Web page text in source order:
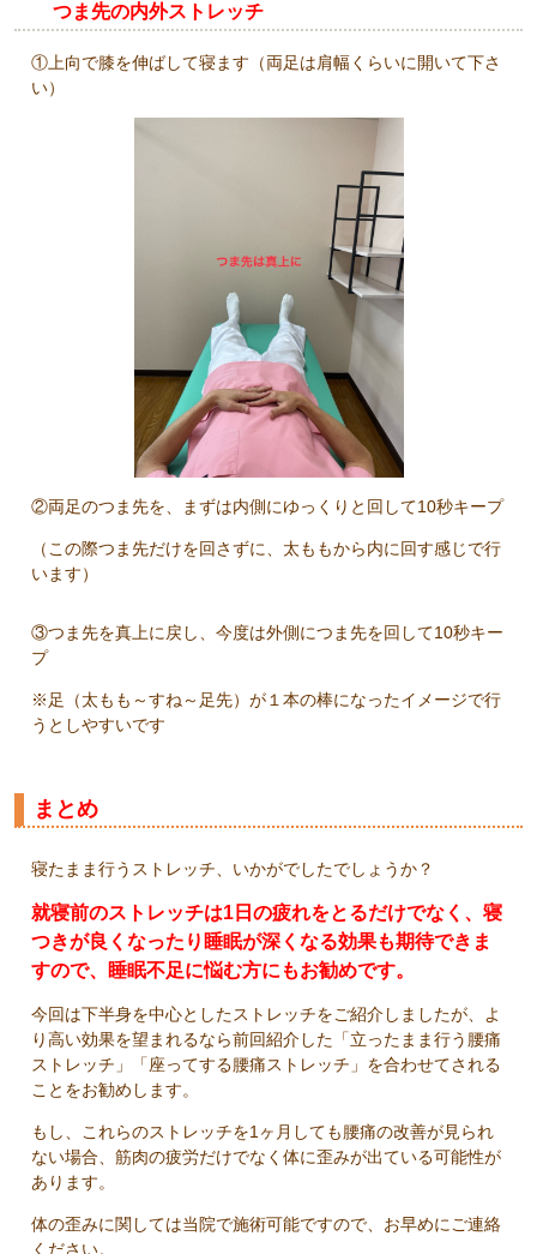
つま先の内外ストレッチ
①上向で膝を伸ばして寝ます（両足は肩幅くらいに開いて下さ
い）
②両足のつま先を、まずは内側にゆっくりと回して10秒キープ
（この際つま先だけを回さずに、太ももから内に回す感じで行
います）
③つま先を真上に戻し、今度は外側につま先を回して10秒キー
プ
※足（太もも～すね～足先）が１本の棒になったイメージで行
うとしやすいです
まとめ
寝たまま行うストレッチ、いかがでしたでしょうか？
就寝前のストレッチは1日の疲れをとるだけでなく、寝
つきが良くなったり睡眠が深くなる効果も期待できま
すので、睡眠不足に悩む方にもお勧めです。
今回は下半身を中心としたストレッチをご紹介しましたが、よ
り高い効果を望まれるなら前回紹介した「立ったまま行う腰痛
ストレッチ」「座ってする腰痛ストレッチ」を合わせてされる
ことをお勧めします。
もし、これらのストレッチを1ヶ月しても腰痛の改善が見られ
ない場合、筋肉の疲労だけでなく体に歪みが出ている可能性が
あります。
体の歪みに関しては当院で施術可能ですので、お早めにご連絡
ください。